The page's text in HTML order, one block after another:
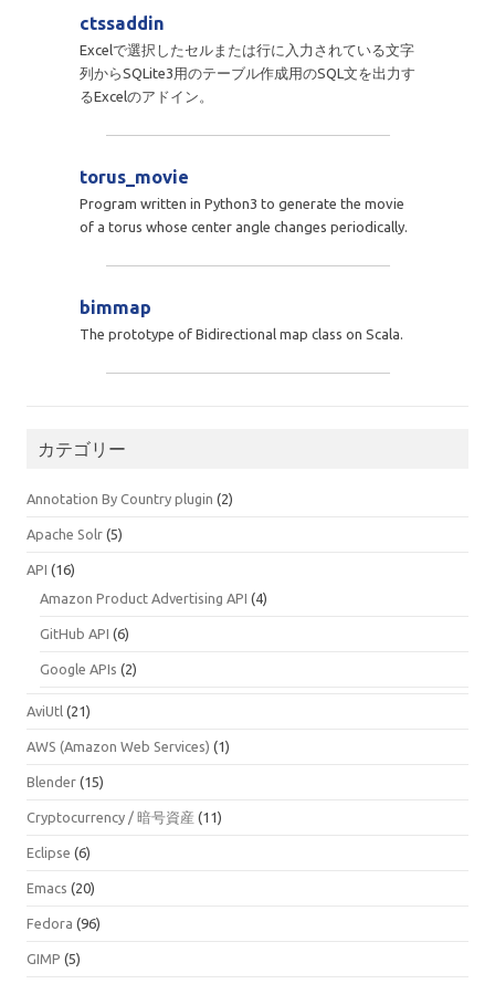
ctssaddin
Excelで選択したセルまたは行に入力されている文字
列からSQLite3用のテーブル作成用のSQL文を出力す
るExcelのアドイン。
torus_movie
Program written in Python3 to generate the movie
of a torus whose center angle changes periodically.
bimmap
The prototype of Bidirectional map class on Scala.
カテゴリー
Annotation By Country plugin (2)
Apache Solr (5)
API (16)
Amazon Product Advertising API (4)
GitHub API (6)
Google APIs (2)
AviUtl (21)
AWS (Amazon Web Services) (1)
Blender (15)
Cryptocurrency / 暗号資産 (11)
Eclipse (6)
Emacs (20)
Fedora (96)
GIMP (5)